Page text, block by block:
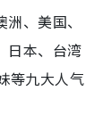
、美国、
日本、台湾
等九大人气